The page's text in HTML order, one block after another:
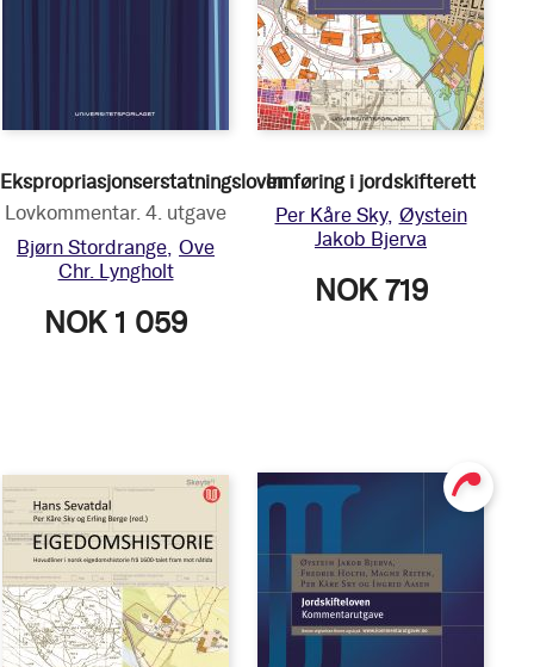
Ekspropriasjonserstatningsloven
Lovkommentar. 4. utgave
Bjørn Stordrange Ove
Chr. Lyngholt
NOK 1 059
Innføring i jordskifterett
Per Kåre Sky Øystein
Jakob Bjerva
NOK 719